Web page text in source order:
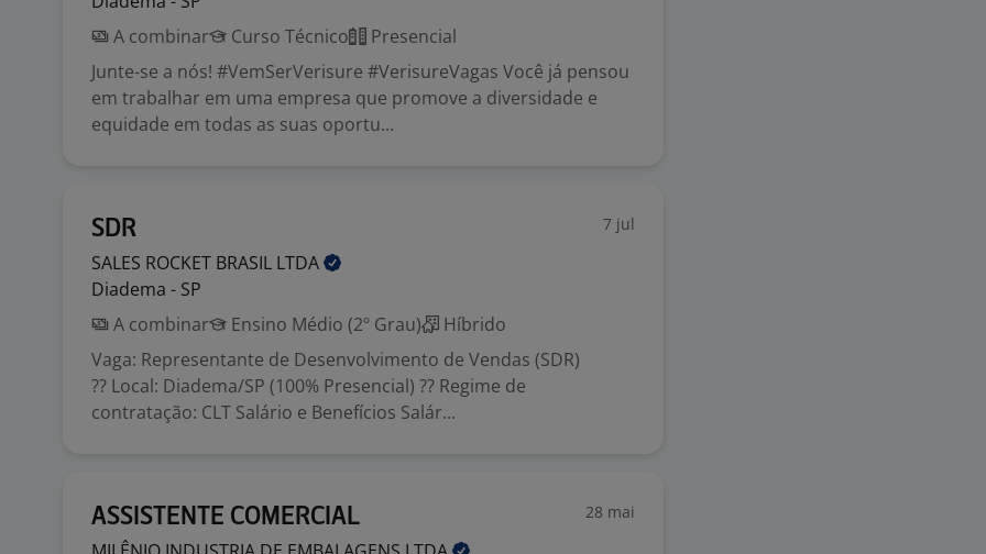
A combinar
Curso Técnico
Presencial
Junte-se a nós! #VemSerVerisure #VerisureVagas Você já pensou
em trabalhar em uma empresa que promove a diversidade e
equidade em todas as suas oportu...
SDR 7 jul
SALES ROCKET BRASIL LTDA
Diadema - SP
A combinar
Ensino Médio (2º Grau)
Híbrido
Vaga: Representante de Desenvolvimento de Vendas (SDR)
?? Local: Diadema/SP (100% Presencial) ?? Regime de
contratação: CLT Salário e Benefícios Salár...
ASSISTENTE COMERCIAL 28 mai